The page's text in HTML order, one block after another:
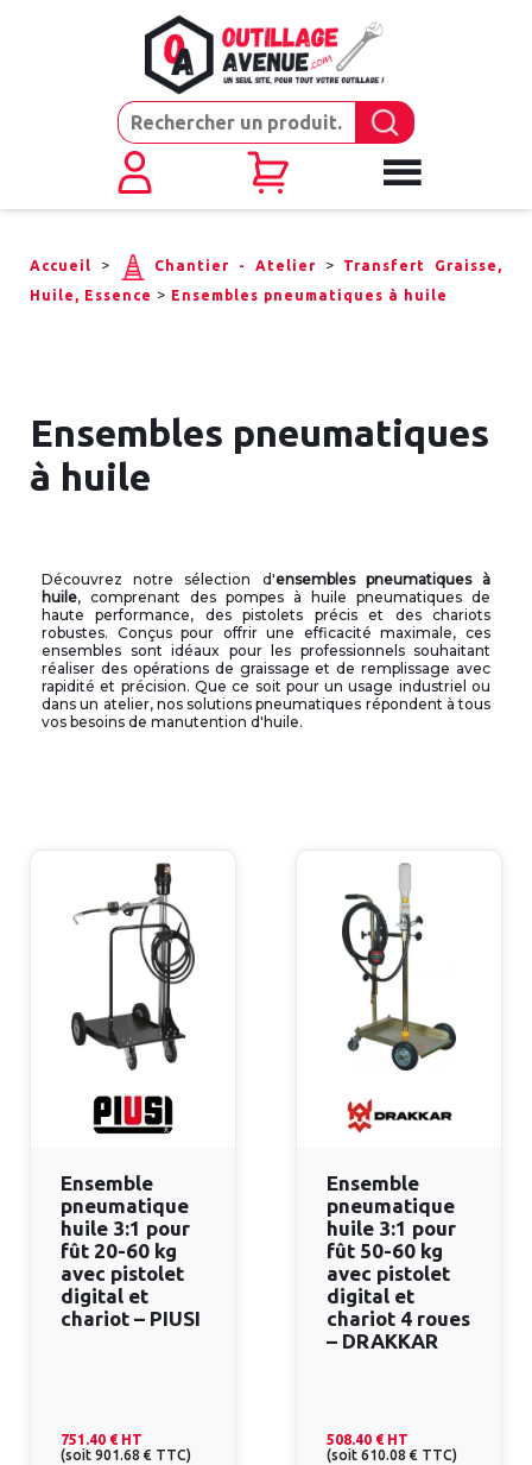
Accueil > Chantier - Atelier >
Transfert Graisse,
Huile, Essence > Ensembles pneumatiques à huile
Ensembles pneumatiques
à huile
Découvrez notre sélection d'ensembles pneumatiques à
huile, comprenant des pompes à huile pneumatiques de
haute performance, des pistolets précis et des chariots
robustes. Conçus pour offrir une efficacité maximale, ces
ensembles sont idéaux pour les professionnels souhaitant
réaliser des opérations de graissage et de remplissage avec
rapidité et précision. Que ce soit pour un usage industriel ou
dans un atelier, nos solutions pneumatiques répondent à tous
vos besoins de manutention d'huile.
Ensemble
pneumatique
huile 3:1 pour
fût 20-60 kg
avec pistolet
digital et
chariot – PIUSI
751.40 € HT
(soit 901.68 € TTC)
Ensemble
pneumatique
huile 3:1 pour
fût 50-60 kg
avec pistolet
digital et
chariot 4 roues
– DRAKKAR
508.40 € HT
(soit 610.08 € TTC)